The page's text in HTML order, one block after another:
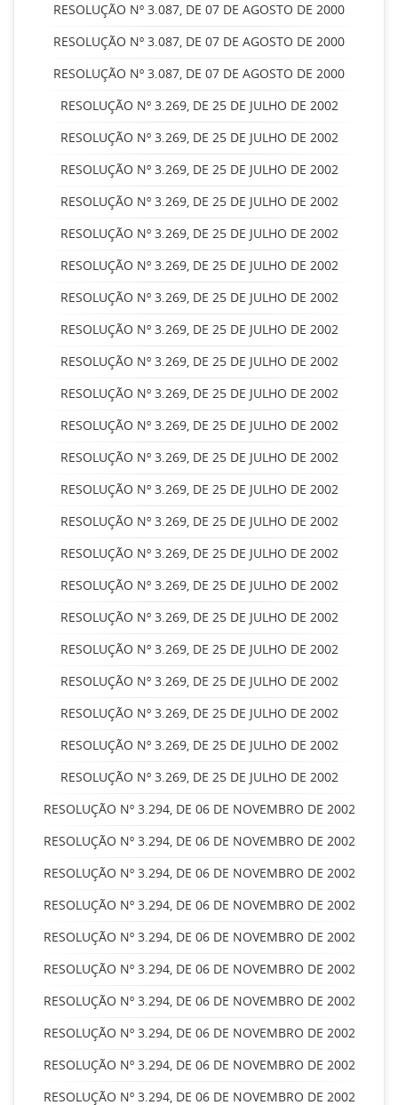
RESOLUÇÃO Nº 3.087, DE 07 DE AGOSTO DE 2000
RESOLUÇÃO Nº 3.087, DE 07 DE AGOSTO DE 2000
RESOLUÇÃO Nº 3.087, DE 07 DE AGOSTO DE 2000
RESOLUÇÃO Nº 3.269, DE 25 DE JULHO DE 2002
RESOLUÇÃO Nº 3.269, DE 25 DE JULHO DE 2002
RESOLUÇÃO Nº 3.269, DE 25 DE JULHO DE 2002
RESOLUÇÃO Nº 3.269, DE 25 DE JULHO DE 2002
RESOLUÇÃO Nº 3.269, DE 25 DE JULHO DE 2002
RESOLUÇÃO Nº 3.269, DE 25 DE JULHO DE 2002
RESOLUÇÃO Nº 3.269, DE 25 DE JULHO DE 2002
RESOLUÇÃO Nº 3.269, DE 25 DE JULHO DE 2002
RESOLUÇÃO Nº 3.269, DE 25 DE JULHO DE 2002
RESOLUÇÃO Nº 3.269, DE 25 DE JULHO DE 2002
RESOLUÇÃO Nº 3.269, DE 25 DE JULHO DE 2002
RESOLUÇÃO Nº 3.269, DE 25 DE JULHO DE 2002
RESOLUÇÃO Nº 3.269, DE 25 DE JULHO DE 2002
RESOLUÇÃO Nº 3.269, DE 25 DE JULHO DE 2002
RESOLUÇÃO Nº 3.269, DE 25 DE JULHO DE 2002
RESOLUÇÃO Nº 3.269, DE 25 DE JULHO DE 2002
RESOLUÇÃO Nº 3.269, DE 25 DE JULHO DE 2002
RESOLUÇÃO Nº 3.269, DE 25 DE JULHO DE 2002
RESOLUÇÃO Nº 3.269, DE 25 DE JULHO DE 2002
RESOLUÇÃO Nº 3.269, DE 25 DE JULHO DE 2002
RESOLUÇÃO Nº 3.269, DE 25 DE JULHO DE 2002
RESOLUÇÃO Nº 3.269, DE 25 DE JULHO DE 2002
RESOLUÇÃO Nº 3.294, DE 06 DE NOVEMBRO DE 2002
RESOLUÇÃO Nº 3.294, DE 06 DE NOVEMBRO DE 2002
RESOLUÇÃO Nº 3.294, DE 06 DE NOVEMBRO DE 2002
RESOLUÇÃO Nº 3.294, DE 06 DE NOVEMBRO DE 2002
RESOLUÇÃO Nº 3.294, DE 06 DE NOVEMBRO DE 2002
RESOLUÇÃO Nº 3.294, DE 06 DE NOVEMBRO DE 2002
RESOLUÇÃO Nº 3.294, DE 06 DE NOVEMBRO DE 2002
RESOLUÇÃO Nº 3.294, DE 06 DE NOVEMBRO DE 2002
RESOLUÇÃO Nº 3.294, DE 06 DE NOVEMBRO DE 2002
RESOLUÇÃO Nº 3.294, DE 06 DE NOVEMBRO DE 2002